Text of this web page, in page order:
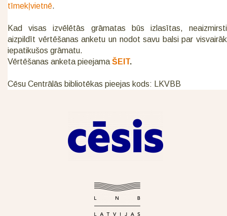
tīmekļvietnē.
Kad visas izvēlētās grāmatas būs izlasītas, neaizmirsti
aizpildīt vērtēšanas anketu un nodot savu balsi par visvairāk
iepatikušos grāmatu.
Vērtēšanas anketa pieejama ŠEIT.
Cēsu Centrālās bibliotēkas pieejas kods: LKVBB